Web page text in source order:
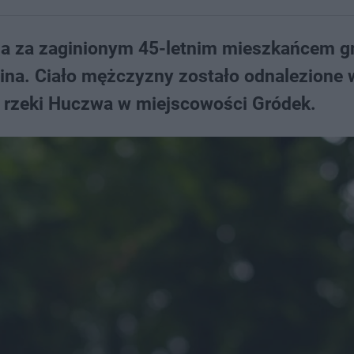
za zaginionym 45-letnim mieszkańcem
Ciało mężczyzny zostało odnalezione
Huczwa w miejscowości Gródek.